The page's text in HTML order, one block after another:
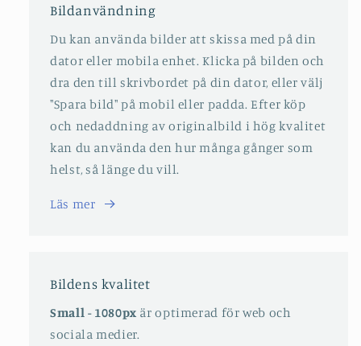
Bildanvändning
Du kan använda bilder att skissa med på din
dator eller mobila enhet. Klicka på bilden och
dra den till skrivbordet på din dator, eller välj
"Spara bild" på mobil eller padda. Efter köp
och nedaddning av originalbild i hög kvalitet
kan du använda den hur många gånger som
helst, så länge du vill.
Läs mer
Bildens kvalitet
Small - 1080px är optimerad för web och
sociala medier.